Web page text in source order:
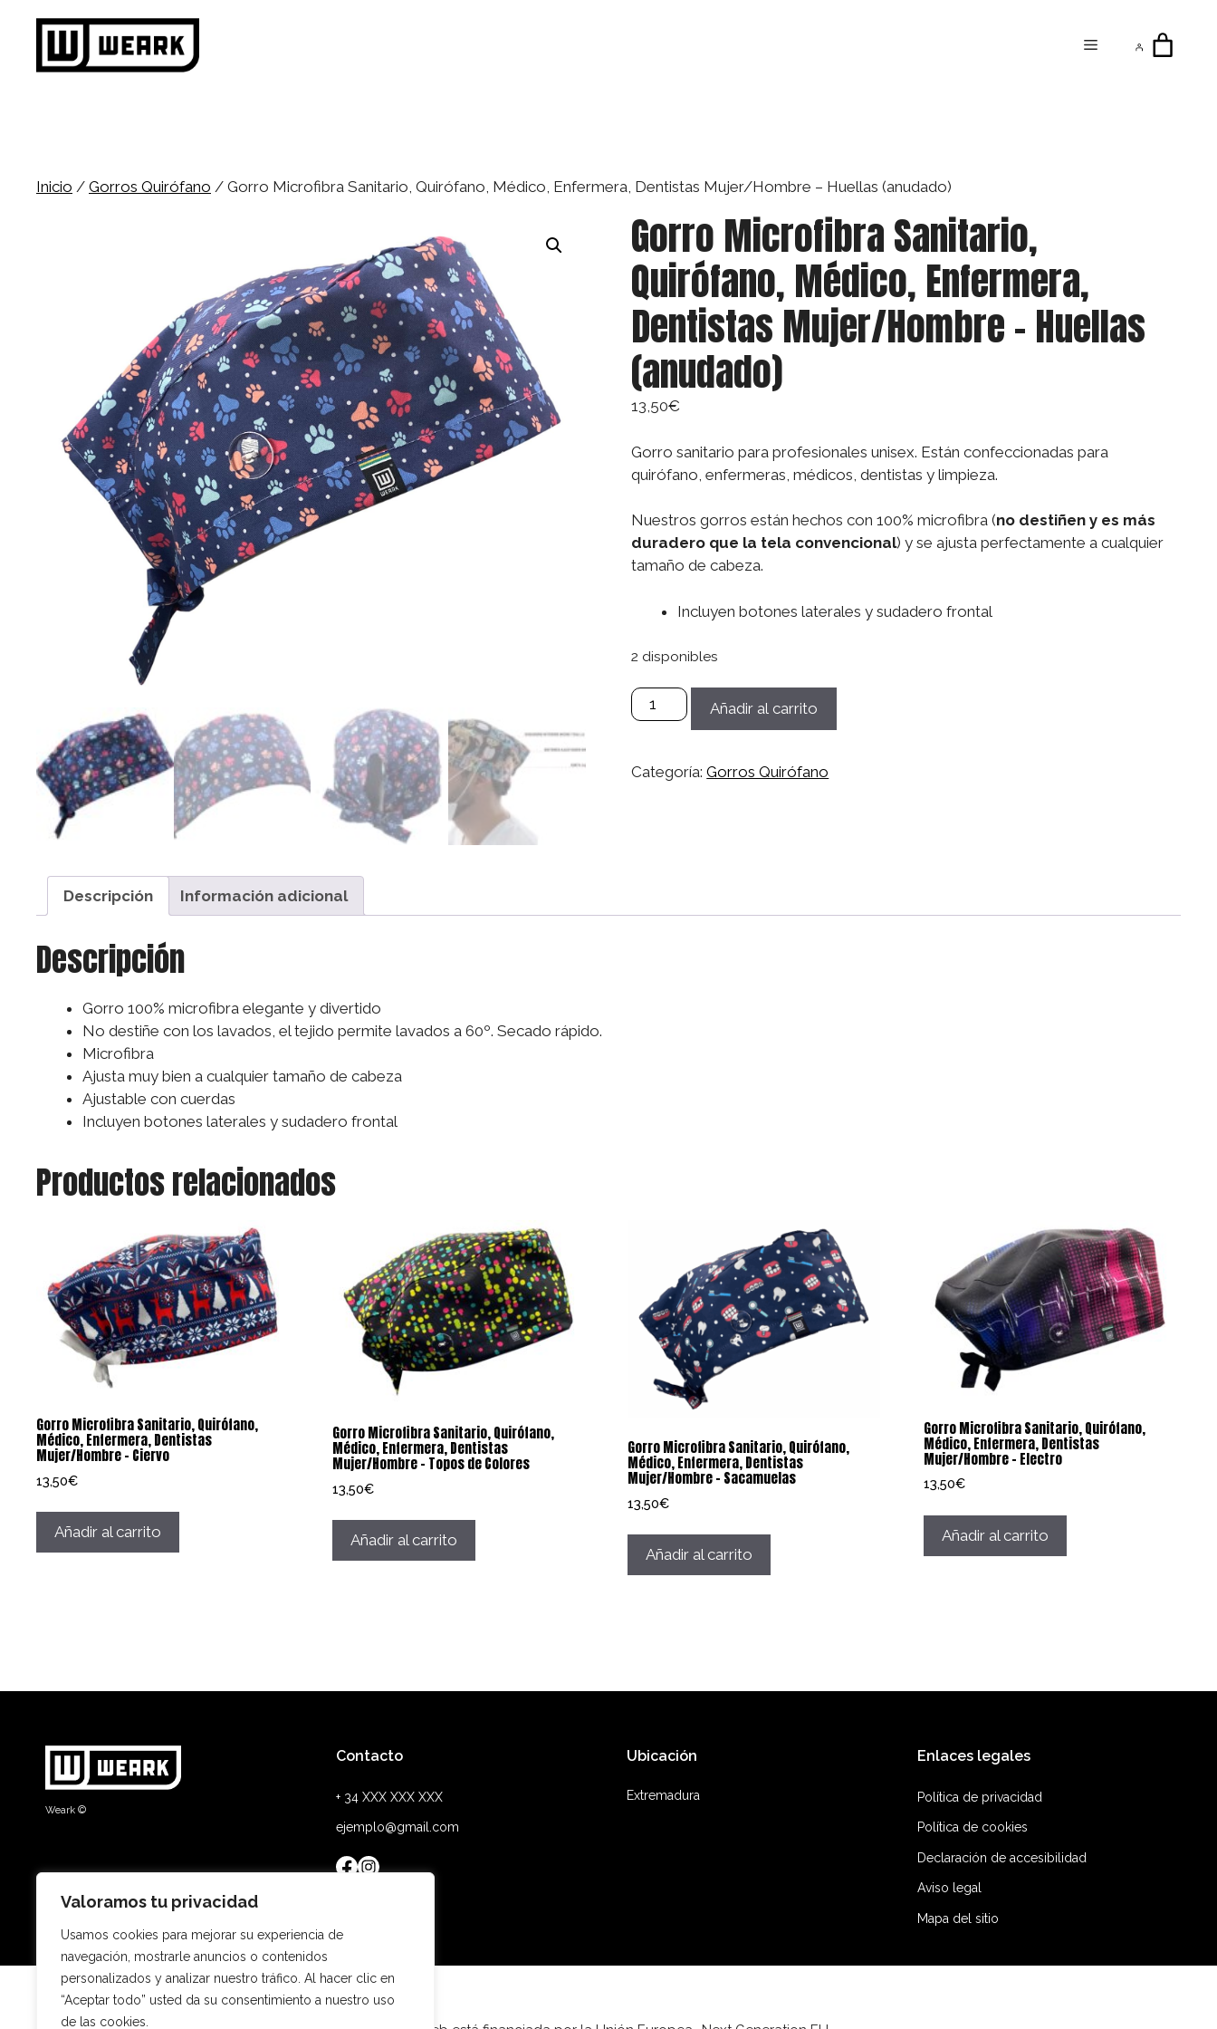
Valoramos tu privacidad
Usamos cookies para mejorar su experiencia de
navegación, mostrarle anuncios o contenidos
personalizados y analizar nuestro tráfico. Al hacer clic en
“Aceptar todo” usted da su consentimiento a nuestro uso
de las cookies.
contenido
Menú
Inicio / Gorros Quirófano / Gorro Microfibra Sanitario, Quirófano, Médico, Enfermera, Dentistas Mujer/Hombre – Huellas (anudado)
Gorro Microfibra Sanitario,
Quirófano, Médico, Enfermera,
Dentistas Mujer/Hombre – Huellas
(anudado)
13,50€
Gorro sanitario para profesionales unisex. Están confeccionadas para
quirófano, enfermeras, médicos, dentistas y limpieza.
Nuestros gorros están hechos con 100% microfibra (no destiñen y es más
duradero que la tela convencional) y se ajusta perfectamente a cualquier
tamaño de cabeza.
Incluyen botones laterales y sudadero frontal
2 disponibles
Gorro
Microfibra
Quirófano,
Añadir al carrito
Categoría:Gorros Quirófano
Descripción Información adicional
Descripción
Gorro 100% microfibra elegante y divertido
No destiñe con los lavados, el tejido permite lavados a 60º. Secado rápido.
Microfibra
Ajusta muy bien a cualquier tamaño de cabeza
Ajustable con cuerdas
Incluyen botones laterales y sudadero frontal
Productos relacionados
Gorro Microfibra Sanitario, Quirófano,
Médico, Enfermera, Dentistas
Mujer/Hombre – Ciervo
13,50€
Añadir al carrito
Gorro Microfibra Sanitario, Quirófano,
Médico, Enfermera, Dentistas
Mujer/Hombre – Topos de Colores
13,50€
Añadir al carrito
Gorro Microfibra Sanitario, Quirófano,
Médico, Enfermera, Dentistas
Mujer/Hombre – Sacamuelas
13,50€
Añadir al carrito
Gorro Microfibra Sanitario, Quirófano,
Médico, Enfermera, Dentistas
Mujer/Hombre – Electro
13,50€
Añadir al carrito
Weark ©
Contacto
+ 34 XXX XXX XXX
ejemplo@gmail.com
Ubicación
Extremadura
Enlaces legales
Política de privacidad
Política de cookies
Declaración de accesibilidad
Aviso legal
Mapa del sitio